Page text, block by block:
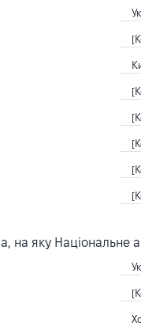
яку Національне